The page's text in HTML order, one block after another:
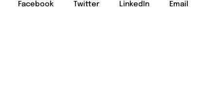
Facebook Twitter LinkedIn Email